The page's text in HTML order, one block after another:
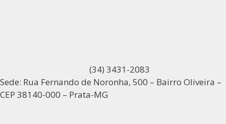
(34) 3431-2083
Sede: Rua Fernando de Noronha, 500 – Bairro Oliveira –
CEP 38140-000 – Prata-MG